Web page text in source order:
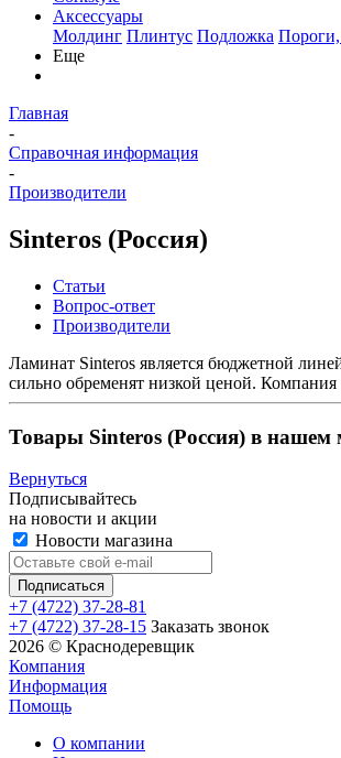
Аксессуары
Молдинг Плинтус Подложка
Еще
Главная
-
Справочная информация
-
Производители
Sinteros (Россия)
Статьи
Вопрос-ответ
Производители
Ламинат Sinteros является бюджетной
сильно обременят низкой ценой.
Товары Sinteros (Россия) в нашем
Вернуться
Подписывайтесь
на новости и акции
Новости магазина
+7 (4722) 37-28-81
+7 (4722) 37-28-15 Заказать звонок
2026 © Краснодеревщик
Компания
Информация
Помощь
О компании